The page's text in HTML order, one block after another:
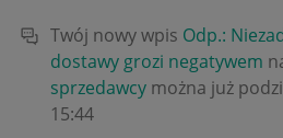
Twój nowy wpis Odp.:
dostawy grozi negatywem
sprzedawcy można już
15:44